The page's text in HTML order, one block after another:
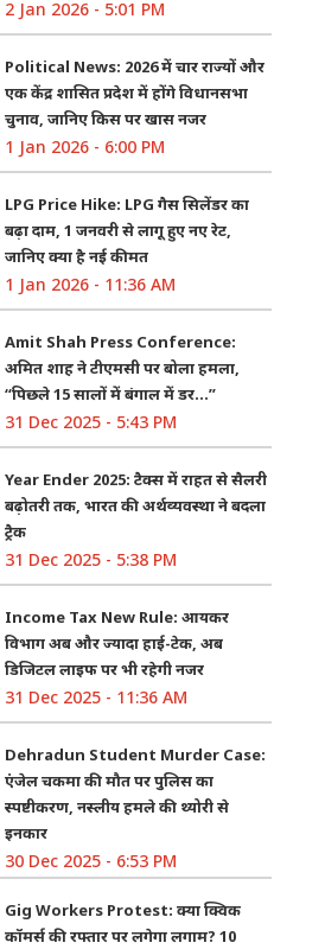
2 Jan 2026 - 5:01 PM
Political News: 2026 में चार राज्यों और
एक केंद्र शासित प्रदेश में होंगे विधानसभा
चुनाव, जानिए किस पर खास नजर
1 Jan 2026 - 6:00 PM
LPG Price Hike: LPG गैस सिलेंडर का
बढ़ा दाम, 1 जनवरी से लागू हुए नए रेट,
जानिए क्या है नई कीमत
1 Jan 2026 - 11:36 AM
Amit Shah Press Conference:
अमित शाह ने टीएमसी पर बोला हमला,
“पिछले 15 सालों में बंगाल में डर…”
31 Dec 2025 - 5:43 PM
Year Ender 2025: टैक्स में राहत से सैलरी
बढ़ोतरी तक, भारत की अर्थव्यवस्था ने बदला
ट्रैक
31 Dec 2025 - 5:38 PM
Income Tax New Rule: आयकर
विभाग अब और ज्यादा हाई-टेक, अब
डिजिटल लाइफ पर भी रहेगी नजर
31 Dec 2025 - 11:36 AM
Dehradun Student Murder Case:
एंजेल चकमा की मौत पर पुलिस का
स्पष्टीकरण, नस्लीय हमले की थ्योरी से
इनकार
30 Dec 2025 - 6:53 PM
Gig Workers Protest: क्या क्विक
कॉमर्स की रफ्तार पर लगेगा लगाम? 10